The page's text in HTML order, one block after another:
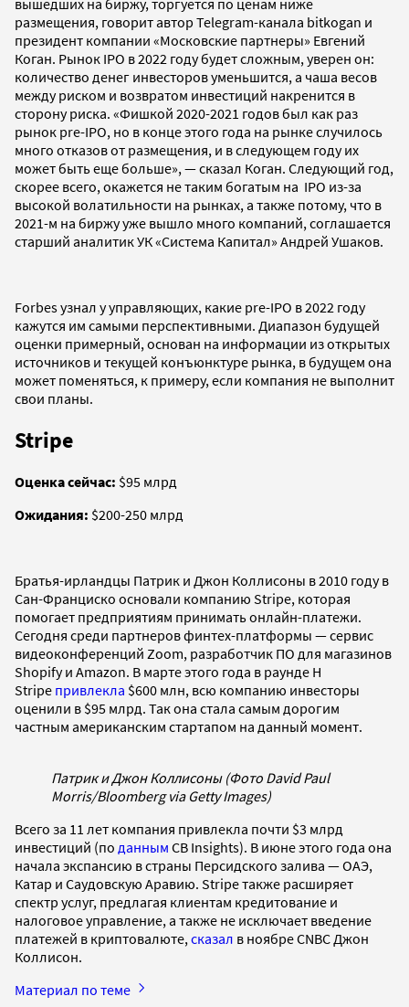
размещения, говорит автор Telegram-канала bitkogan и
президент компании «Московские партнеры» Евгений
Коган. Рынок IPO в 2022 году будет сложным, уверен он:
количество денег инвесторов уменьшится, а чаша весов
между риском и возвратом инвестиций накренится в
сторону риска. «Фишкой 2020-2021 годов был как раз
рынок pre-IPO, но в конце этого года на рынке случилось
много отказов от размещения, и в следующем году их
может быть еще больше», — сказал Коган. Следующий год,
скорее всего, окажется не таким богатым на IPO из-за
высокой волатильности на рынках, а также потому, что в
2021-м на биржу уже вышло много компаний, соглашается
старший аналитик УК «Система Капитал» Андрей Ушаков.
Forbes узнал у управляющих, какие pre-IPO в 2022 году
кажутся им самыми перспективными. Диапазон будущей
оценки примерный, основан на информации из открытых
источников и текущей конъюнктуре рынка, в будущем она
может поменяться, к примеру, если компания не выполнит
свои планы.
Stripe
Оценка сейчас: $95 млрд
Ожидания: $200-250 млрд
Братья-ирландцы Патрик и Джон Коллисоны в 2010 году в
Сан-Франциско основали компанию Stripe, которая
помогает предприятиям принимать онлайн-платежи.
Сегодня среди партнеров финтех-платформы — сервис
видеоконференций Zoom, разработчик ПО для магазинов
Shopify и Amazon. В марте этого года в раунде H
Stripe привлекла $600 млн, всю компанию инвесторы
оценили в $95 млрд. Так она стала самым дорогим
частным американским стартапом на данный момент.
Патрик и Джон Коллисоны (Фото David Paul
Morris/Bloomberg via Getty Images)
Всего за 11 лет компания привлекла почти $3 млрд
инвестиций (по данным CB Insights). В июне этого года она
начала экспансию в страны Персидского залива — ОАЭ,
Катар и Саудовскую Аравию. Stripe также расширяет
спектр услуг, предлагая клиентам кредитование и
налоговое управление, а также не исключает введение
платежей в криптовалюте, сказал в ноябре CNBC Джон
Коллисон.
Материал по теме